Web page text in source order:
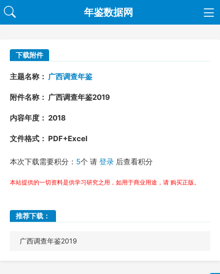
年鉴数据网
下载附件
主题名称： 广西调查年鉴
附件名称： 广西调查年鉴2019
内容年度： 2018
文件格式： PDF+Excel
本次下载需要积分： 5个 请 登录 后查看积分
本站提供的一切资料是供学习研究之用，如用于商业用途，请 购买正版。
推荐下载：
广西调查年鉴2019